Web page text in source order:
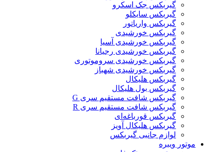
گیربکس جک اسکرو
گیربکس سایکلو
گیربکس واریاتور
گیربکس خورشیدی
گیربکس خورشیدی آسیا
گیربکس خورشیدی رجیانا
گیربکس خورشیدی سروموتوری
گیربکس خورشیدی شهباز
گیربکس هلیکال
گیربکس بول هلیکال
گیربکس شافت مستقیم سری G
گیربکس شافت مستقیم سری R
گیربکس قورباغه‌ای
گیربکس هلیکال آویز
لوازم جانبی گیربکس
موتور ویبره